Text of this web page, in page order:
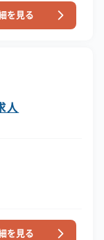
を見る
人
を見る